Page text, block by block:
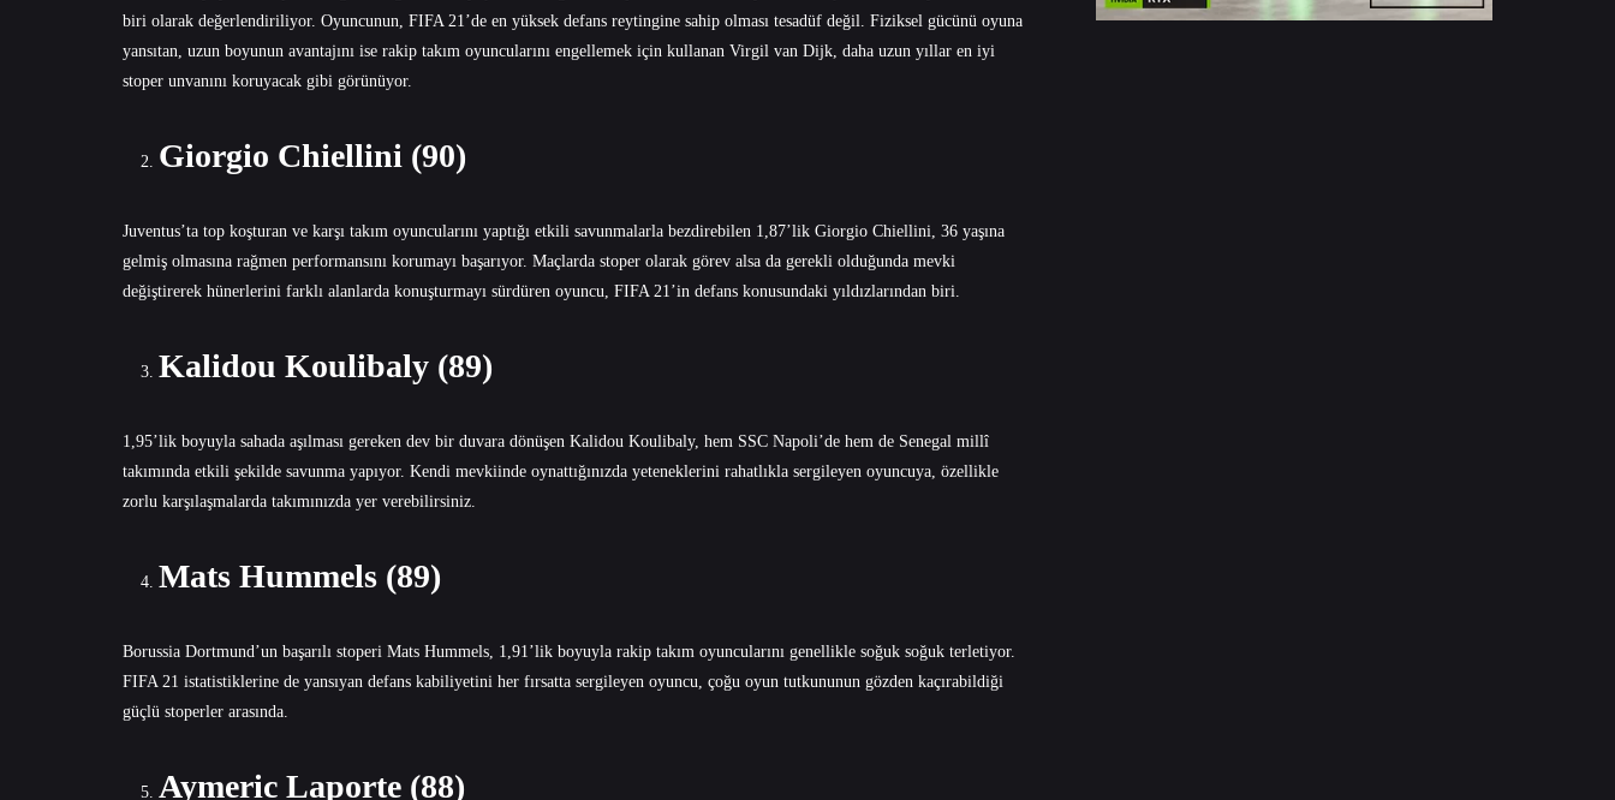
biri olarak değerlendiriliyor. Oyuncunun, FIFA 21’de en yüksek defans reytingine sahip olması tesadüf değil. Fiziksel gücünü oyuna
yansıtan, uzun boyunun avantajını ise rakip takım oyuncularını engellemek için kullanan Virgil van Dijk, daha uzun yıllar en iyi
stoper unvanını koruyacak gibi görünüyor.
Giorgio Chiellini (90)
Juventus’ta top koşturan ve karşı takım oyuncularını yaptığı etkili savunmalarla bezdirebilen 1,87’lik Giorgio Chiellini, 36 yaşına
gelmiş olmasına rağmen performansını korumayı başarıyor. Maçlarda stoper olarak görev alsa da gerekli olduğunda mevki
değiştirerek hünerlerini farklı alanlarda konuşturmayı sürdüren oyuncu, FIFA 21’in defans konusundaki yıldızlarından biri.
Kalidou Koulibaly (89)
1,95’lik boyuyla sahada aşılması gereken dev bir duvara dönüşen Kalidou Koulibaly, hem SSC Napoli’de hem de Senegal millî
takımında etkili şekilde savunma yapıyor. Kendi mevkiinde oynattığınızda yeteneklerini rahatlıkla sergileyen oyuncuya, özellikle
zorlu karşılaşmalarda takımınızda yer verebilirsiniz.
Mats Hummels (89)
Borussia Dortmund’un başarılı stoperi Mats Hummels, 1,91’lik boyuyla rakip takım oyuncularını genellikle soğuk soğuk terletiyor.
FIFA 21 istatistiklerine de yansıyan defans kabiliyetini her fırsatta sergileyen oyuncu, çoğu oyun tutkununun gözden kaçırabildiği
güçlü stoperler arasında.
Aymeric Laporte (88)